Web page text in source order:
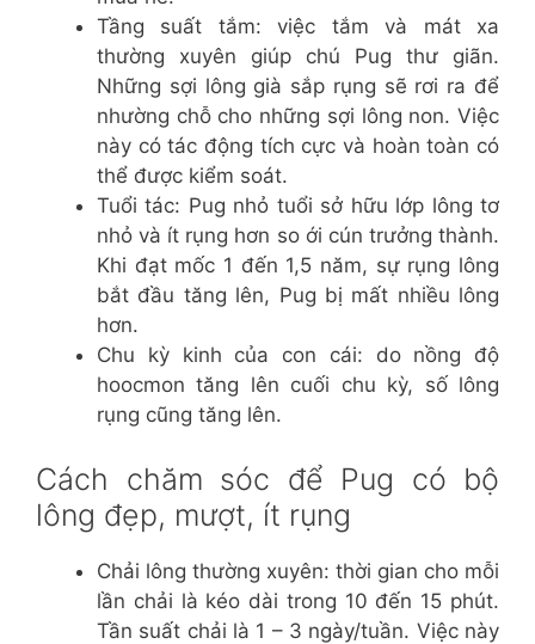
Tầng suất tắm: việc tắm và mát xa
thường xuyên giúp chú Pug thư giãn.
Những sợi lông già sắp rụng sẽ rơi ra để
nhường chỗ cho những sợi lông non. Việc
này có tác động tích cực và hoàn toàn có
thể được kiểm soát.
Tuổi tác: Pug nhỏ tuổi sở hữu lớp lông tơ
nhỏ và ít rụng hơn so ới cún trưởng thành.
Khi đạt mốc 1 đến 1,5 năm, sự rụng lông
bắt đầu tăng lên, Pug bị mất nhiều lông
hơn.
Chu kỳ kinh của con cái: do nồng độ
hoocmon tăng lên cuối chu kỳ, số lông
rụng cũng tăng lên.
Cách chăm sóc để Pug có bộ
lông đẹp, mượt, ít rụng
Chải lông thường xuyên: thời gian cho mỗi
lần chải là kéo dài trong 10 đến 15 phút.
Tần suất chải là 1 – 3 ngày/tuần. Việc này